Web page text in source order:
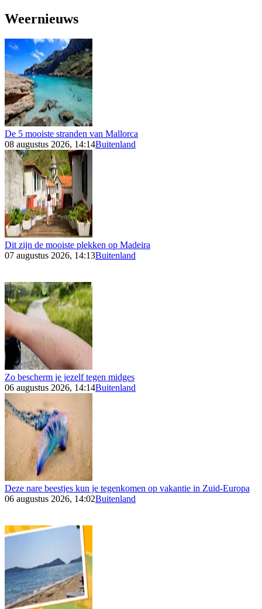
Weernieuws
De 5 mooiste stranden van Mallorca
08 augustus 2026, 14:14Buitenland
Dit zijn de mooiste plekken op Madeira
07 augustus 2026, 14:13Buitenland
Zo bescherm je jezelf tegen midges
06 augustus 2026, 14:14Buitenland
Deze nare beestjes kun je tegenkomen op vakantie in Zuid-Europa
06 augustus 2026, 14:02Buitenland